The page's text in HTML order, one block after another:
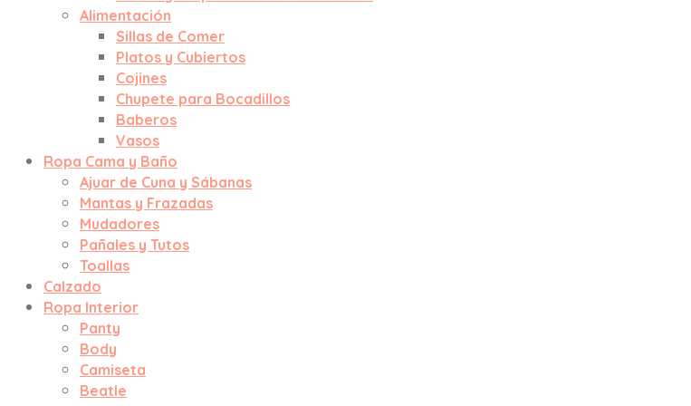
Alimentación
Sillas de Comer
Platos y Cubiertos
Cojines
Chupete para Bocadillos
Baberos
Vasos
Ropa Cama y Baño
Ajuar de Cuna y Sábanas
Mantas y Frazadas
Mudadores
Pañales y Tutos
Toallas
Calzado
Ropa Interior
Panty
Body
Camiseta
Beatle